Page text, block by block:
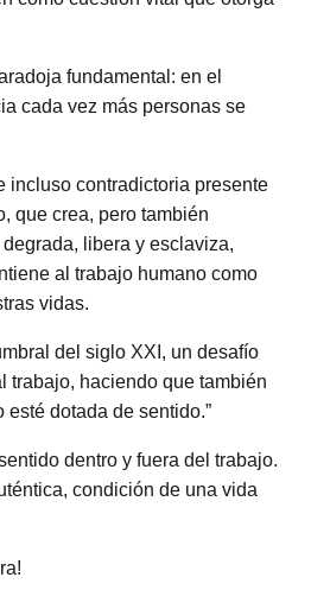
fundamental: en el
cada vez más personas se
incluso contradictoria presente
que crea, pero también
libera y esclaviza,
al trabajo humano como
vidas.
del siglo XXI, un desafío
trabajo, haciendo que también
esté dotada de sentido.”
dentro y fuera del trabajo.
condición de una vida